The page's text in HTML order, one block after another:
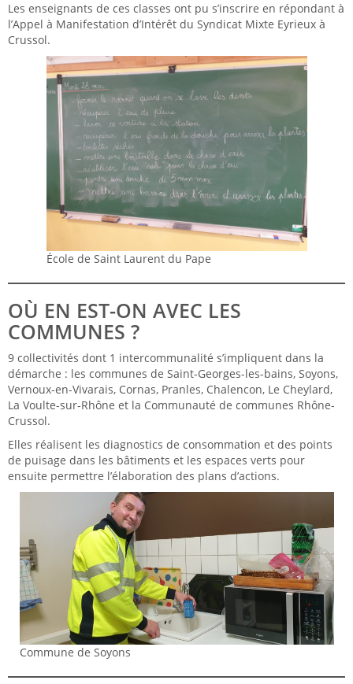
Les enseignants de ces classes ont pu s’inscrire en répondant à
l’Appel à Manifestation d’Intérêt du Syndicat Mixte Eyrieux à
Crussol.
École de Saint Laurent du Pape
OÙ EN EST-ON AVEC LES
COMMUNES ?
9 collectivités dont 1 intercommunalité s’impliquent dans la
démarche : les communes de Saint-Georges-les-bains, Soyons,
Vernoux-en-Vivarais, Cornas, Pranles, Chalencon, Le Cheylard,
La Voulte-sur-Rhône et la Communauté de communes Rhône-
Crussol.
Elles réalisent les diagnostics de consommation et des points
de puisage dans les bâtiments et les espaces verts pour
ensuite permettre l’élaboration des plans d’actions.
Commune de Soyons